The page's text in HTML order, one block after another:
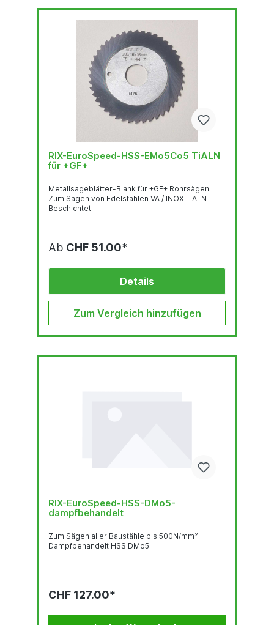
RIX-EuroSpeed-HSS-EMo5Co5 TiALN
für +GF+
Metallsägeblätter-Blank für +GF+ Rohrsägen
Zum Sägen von Edelstählen VA / INOX TiALN
Beschichtet
Ab CHF 51.00*
Details
Zum Vergleich hinzufügen
RIX-EuroSpeed-HSS-DMo5-
dampfbehandelt
Zum Sägen aller Baustähle bis 500N/mm²
Dampfbehandelt HSS DMo5
CHF 127.00*